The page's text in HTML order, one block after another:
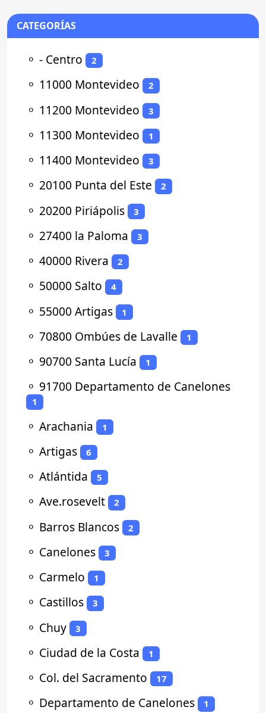
CATEGORÍAS
⚬ - Centro 2
⚬ 11000 Montevideo 2
⚬ 11200 Montevideo 3
⚬ 11300 Montevideo 1
⚬ 11400 Montevideo 3
⚬ 20100 Punta del Este 2
⚬ 20200 Piriápolis 3
⚬ 27400 la Paloma 3
⚬ 40000 Rivera 2
⚬ 50000 Salto 4
⚬ 55000 Artigas 1
⚬ 70800 Ombúes de Lavalle 1
⚬ 90700 Santa Lucía 1
⚬ 91700 Departamento de Canelones
1
⚬ Arachania 1
⚬ Artigas 6
⚬ Atlántida 5
⚬ Ave.rosevelt 2
⚬ Barros Blancos 2
⚬ Canelones 3
⚬ Carmelo 1
⚬ Castillos 3
⚬ Chuy 3
⚬ Ciudad de la Costa 1
⚬ Col. del Sacramento 17
⚬ Departamento de Canelones 1